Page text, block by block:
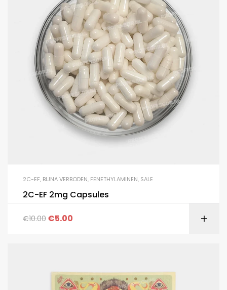
2C-EF, BIJNA VERBODEN, FENETHYLAMINEN, SALE
2C-EF 2mg Capsules
€10.00 €5.00